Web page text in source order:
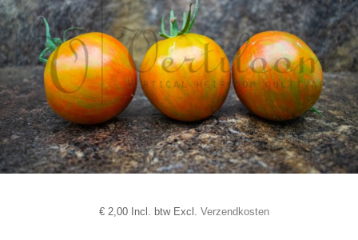
€2,00 Incl. btw Excl. Verzendkosten